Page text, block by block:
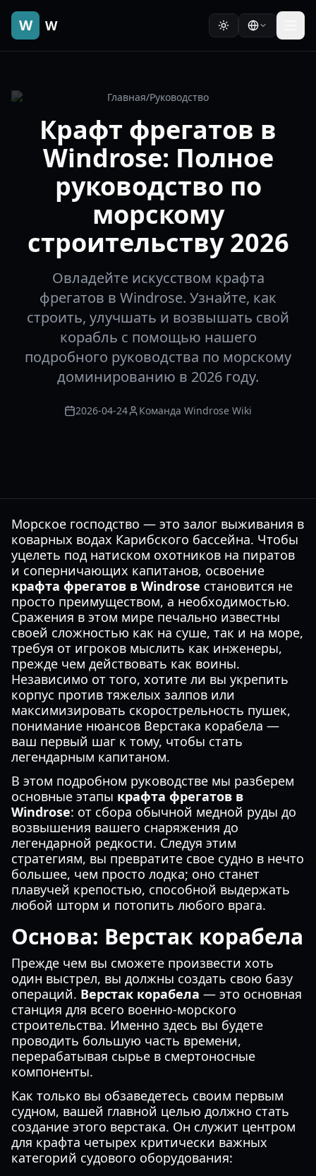
W W
Главная/Руководство
Крафт фрегатов в
Windrose: Полное
руководство по
морскому
строительству 2026
Овладейте искусством крафта
фрегатов в Windrose. Узнайте, как
строить, улучшать и возвышать свой
корабль с помощью нашего
подробного руководства по морскому
доминированию в 2026 году.
2026-04-24 Команда Windrose Wiki
Морское господство — это залог выживания в
коварных водах Карибского бассейна. Чтобы
уцелеть под натиском охотников на пиратов
и соперничающих капитанов, освоение
крафта фрегатов в Windrose становится не
просто преимуществом, а необходимостью.
Сражения в этом мире печально известны
своей сложностью как на суше, так и на море,
требуя от игроков мыслить как инженеры,
прежде чем действовать как воины.
Независимо от того, хотите ли вы укрепить
корпус против тяжелых залпов или
максимизировать скорострельность пушек,
понимание нюансов Верстака корабела —
ваш первый шаг к тому, чтобы стать
легендарным капитаном.
В этом подробном руководстве мы разберем
основные этапы крафта фрегатов в
Windrose: от сбора обычной медной руды до
возвышения вашего снаряжения до
легендарной редкости. Следуя этим
стратегиям, вы превратите свое судно в нечто
большее, чем просто лодка; оно станет
плавучей крепостью, способной выдержать
любой шторм и потопить любого врага.
Основа: Верстак корабела
Прежде чем вы сможете произвести хоть
один выстрел, вы должны создать свою базу
операций. Верстак корабела — это основная
станция для всего военно-морского
строительства. Именно здесь вы будете
проводить большую часть времени,
перерабатывая сырье в смертоносные
компоненты.
Как только вы обзаведетесь своим первым
судном, вашей главной целью должно стать
создание этого верстака. Он служит центром
для крафта четырех критически важных
категорий судового оборудования: